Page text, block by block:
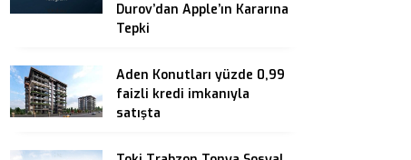
Durov’dan Apple’ın Kararına
Tepki
Aden Konutları yüzde 0,99
faizli kredi imkanıyla
satışta